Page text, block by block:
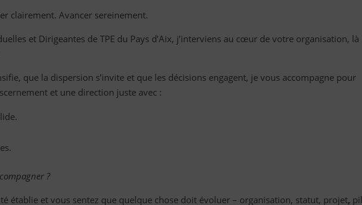
clairement. Avancer sereinement.
et Dirigeantes de TPE du Pays d’Aix, j’interviens au cœur de votre organisation, là
que la dispersion s’invite et que les décisions engagent, je vous accompagne pour
et une direction juste avec :
?
établie et vous sentez que quelque chose doit évoluer – organisation, statut, projet,